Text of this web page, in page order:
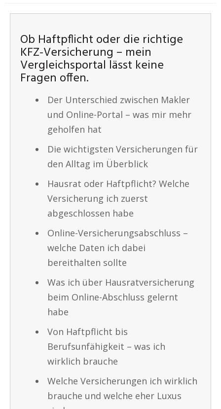
Ob Haftpflicht oder die richtige
KFZ-Versicherung – mein
Vergleichsportal lässt keine
Fragen offen.
Der Unterschied zwischen Makler
und Online-Portal – was mir mehr
geholfen hat
Die wichtigsten Versicherungen für
den Alltag im Überblick
Hausrat oder Haftpflicht? Welche
Versicherung ich zuerst
abgeschlossen habe
Online-Versicherungsabschluss –
welche Daten ich dabei
bereithalten sollte
Was ich über Hausratversicherung
beim Online-Abschluss gelernt
habe
Von Haftpflicht bis
Berufsunfähigkeit – was ich
wirklich brauche
Welche Versicherungen ich wirklich
brauche und welche eher Luxus